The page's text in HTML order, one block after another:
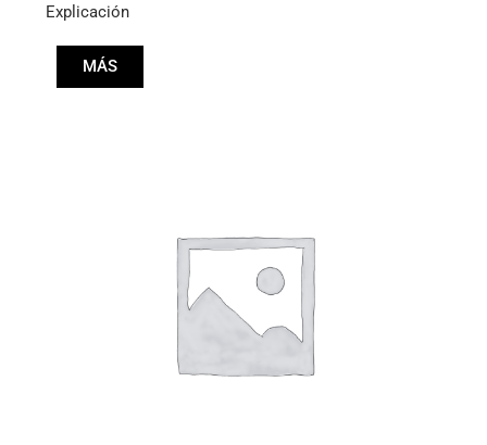
Explicación
MÁS